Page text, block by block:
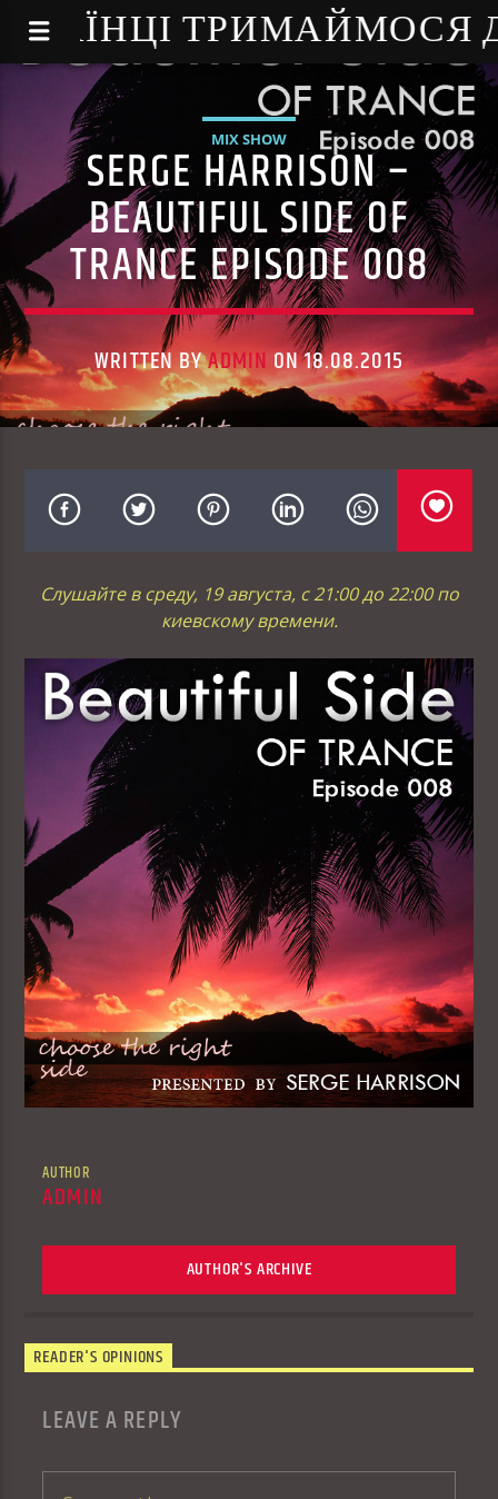
- УКРАЇНЦІ
MIX SHOW
SERGE HARRISON –
BEAUTIFUL SIDE OF
TRANCE EPISODE 008
WRITTEN BYADMINON 18.08.2015
Слушайте в среду, 19 августа, с 21:00 до 22:00 по
киевскому времени.
AUTHOR
ADMIN
AUTHOR'S ARCHIVE
READER'S OPINIONS
LEAVE A REPLY